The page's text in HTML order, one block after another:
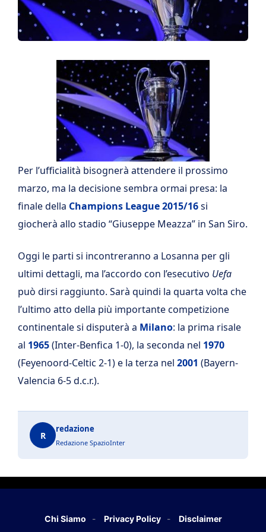
Per l’ufficialità bisognerà attendere il prossimo
marzo, ma la decisione sembra ormai presa: la
finale della Champions League 2015/16si
giocherà allo stadio “Giuseppe Meazza” in San Siro.
Oggi le parti si incontreranno a Losanna per gli
ultimi dettagli, ma l’accordo con l’esecutivo Uefa
può dirsi raggiunto. Sarà quindi la quarta volta che
l’ultimo atto della più importante competizione
continentale si disputerà a Milano: la prima risale
al 1965(Inter-Benfica 1-0), la seconda nel 1970
(Feyenoord-Celtic 2-1) e la terza nel 2001 (Bayern-
Valencia 6-5 d.c.r.).
R
redazione
Redazione SpazioInter
Chi Siamo Privacy Policy Disclaimer